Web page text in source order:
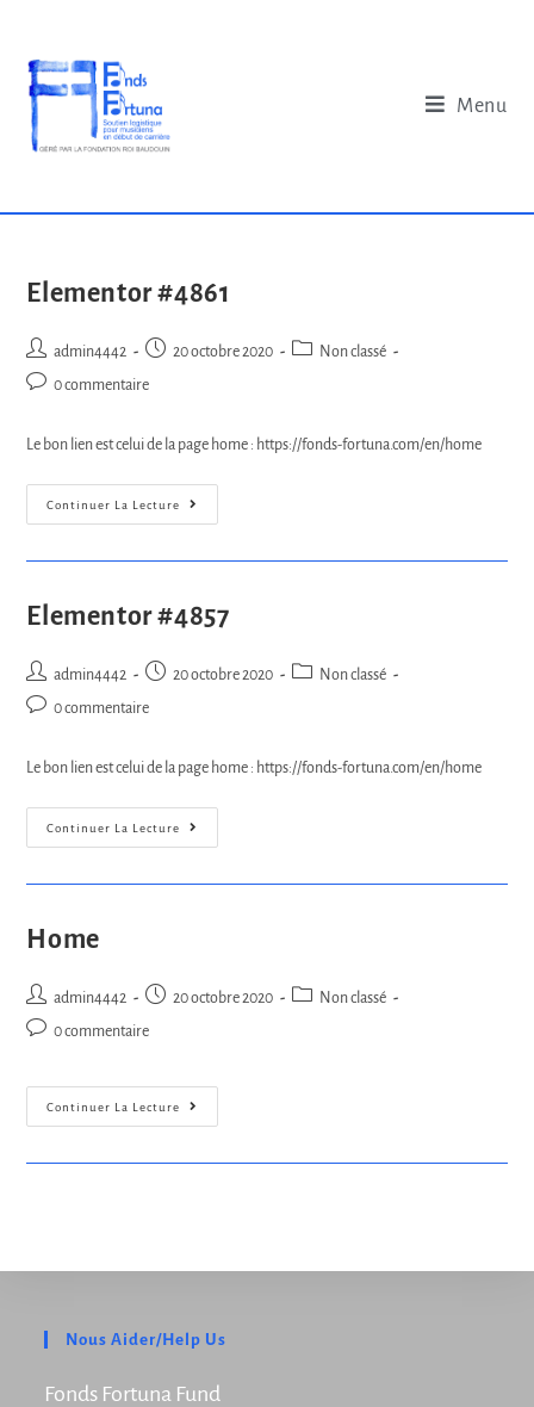
Menu
Elementor #4861
admin4442 20 octobre 2020
Non classé
0 commentaire
Le bon lien est celui de la page home : https://fonds-fortuna.com/en/home
Continuer La Lecture
Elementor #4857
admin4442 20 octobre 2020
Non classé
0 commentaire
Le bon lien est celui de la page home : https://fonds-fortuna.com/en/home
Continuer La Lecture
Home
admin4442 20 octobre 2020
Non classé
0 commentaire
Continuer La Lecture
Nous Aider/Help Us
Fonds Fortuna Fund